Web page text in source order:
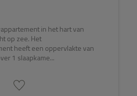
in het hart van
op zee. Het
heeft een oppervlakte van
1 slaapkame...